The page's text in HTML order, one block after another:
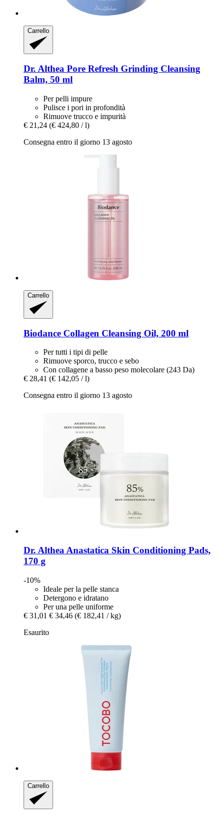
Carrello
Dr. Althea Pore Refresh Grinding Cleansing
Balm, 50 ml
Per pelli impure
Pulisce i pori in profondità
Rimuove trucco e impurità
€ 21,24 (€ 424,80 / l)
Consegna entro il giorno 13 agosto
Carrello
Biodance Collagen Cleansing Oil, 200 ml
Per tutti i tipi di pelle
Rimuove sporco, trucco e sebo
Con collagene a basso peso molecolare (243 Da)
€ 28,41 (€ 142,05 / l)
Consegna entro il giorno 13 agosto
Dr. Althea Anastatica Skin Conditioning Pads,
170 g
-10%
Ideale per la pelle stanca
Detergono e idratano
Per una pelle uniforme
€ 31,01 € 34,46 (€ 182,41 / kg)
Esaurito
Carrello